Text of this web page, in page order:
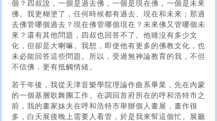
個？四叔說，一個是過去佛，一個是現在佛，一個是未來
佛。我更糊塗了，任何時候都有過去、現在和未來；那過
去佛管哪個過去？現在佛管哪個現在？未來佛又管哪個未
來？還有其他問題，四叔也回答不了。他雖沒有多少文
化，但卻是大喇嘛。我想，即使他有更多的佛教文化，也
未必能回答這些問題。所以，受過無神論教育的我，不但
不信佛，更有抵觸情緒。
若干年後，我從天津音樂學院理論作曲系畢業，先在內蒙
的一個基層歌舞團工作。在調回首府所在的呼和浩特市之
前，我的畫家妹夫在呼和浩特市舉辦個人畫展，畫作很
多，白天展後晚上需要人看管，於是我來幫這個忙。展廳